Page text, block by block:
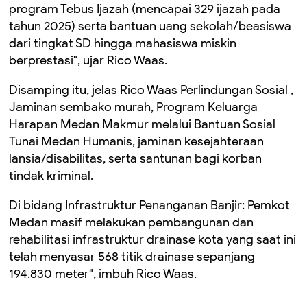
program Tebus Ijazah (mencapai 329 ijazah pada
tahun 2025) serta bantuan uang sekolah/beasiswa
dari tingkat SD hingga mahasiswa miskin
berprestasi", ujar Rico Waas.
Disamping itu, jelas Rico Waas Perlindungan Sosial ,
Jaminan sembako murah, Program Keluarga
Harapan Medan Makmur melalui Bantuan Sosial
Tunai Medan Humanis, jaminan kesejahteraan
lansia/disabilitas, serta santunan bagi korban
tindak kriminal.
Di bidang Infrastruktur Penanganan Banjir: Pemkot
Medan masif melakukan pembangunan dan
rehabilitasi infrastruktur drainase kota yang saat ini
telah menyasar 568 titik drainase sepanjang
194.830 meter", imbuh Rico Waas.